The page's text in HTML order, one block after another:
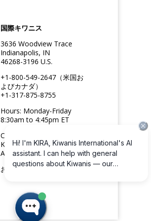
国際キワニス
3636 Woodview Trace
Indianapolis, IN
46268-3196 U.S.
+1-800-549-2647（米国お
よびカナダ）
+1-317-875-8755
Hours: Monday-Friday
8:30am to 4:45pm ET
Copyright ©2026
Kiwanis International
All rights reserved
お問い合わせ